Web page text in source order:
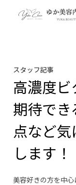
スタッフ記事
高濃度ビ
期待でき
点など
します！
美容好きの方を中